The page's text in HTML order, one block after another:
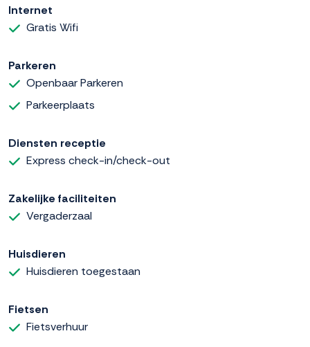
Internet
Gratis Wifi
Parkeren
Openbaar Parkeren
Parkeerplaats
Diensten receptie
Express check-in/check-out
Zakelijke faciliteiten
Vergaderzaal
Huisdieren
Huisdieren toegestaan
Fietsen
Fietsverhuur